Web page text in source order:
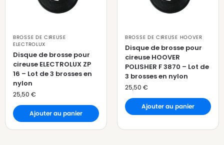
BROSSE DE CIREUSE
ELECTROLUX
Disque de brosse pour
cireuse ELECTROLUX ZP
16 – Lot de 3 brosses en
nylon
25,50 €
Ajouter au panier
BROSSE DE CIREUSE HOOVER
Disque de brosse pour
cireuse HOOVER
POLISHER F 3870 – Lot de
3 brosses en nylon
25,50 €
Ajouter au panier